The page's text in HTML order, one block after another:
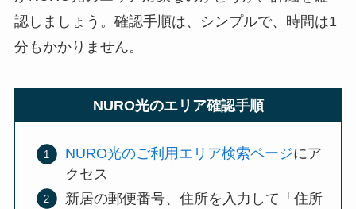
認しましょう。確認手順は、シンプルで、時間は1
分もかかりません。
NURO光のエリア確認手順
NURO光のご利用エリア検索ページにア
クセス
新居の郵便番号、住所を入力して「住所